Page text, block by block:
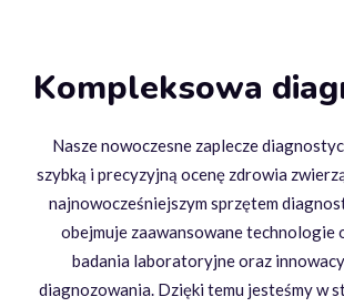
Kompleksowa
Nasze nowoczesne zaplecze
szybką i precyzyjną ocenę zdrowia
najnowocześniejszym sprzętem
obejmuje zaawansowane technologie
badania laboratoryjne oraz
diagnozowania. Dzięki temu jesteśmy w